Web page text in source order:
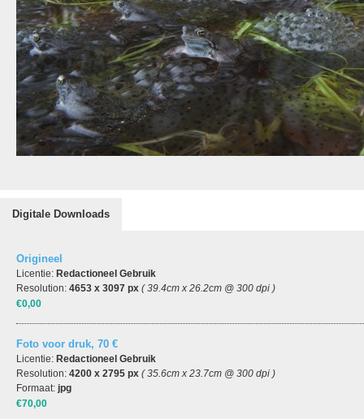
Digitale Downloads
Origineel
Licentie: Redactioneel Gebruik
Resolution: 4653 x 3097 px ( 39.4cm x 26.2cm @ 300 dpi )
€0,00
Foto voor druk, 70 €
Licentie: Redactioneel Gebruik
Resolution: 4200 x 2795 px ( 35.6cm x 23.7cm @ 300 dpi )
Formaat: jpg
€70,00